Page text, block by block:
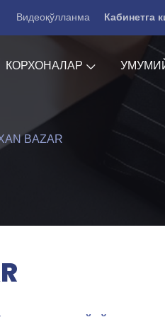
Видеоқўлланма Кабинетга
КОРХОНАЛАР
BAZAR